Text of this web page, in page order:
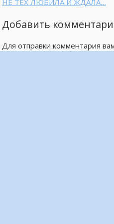
НЕ ТЕХ ЛЮБИЛА И ЖДАЛА…
Добавить
Для отправки комментария